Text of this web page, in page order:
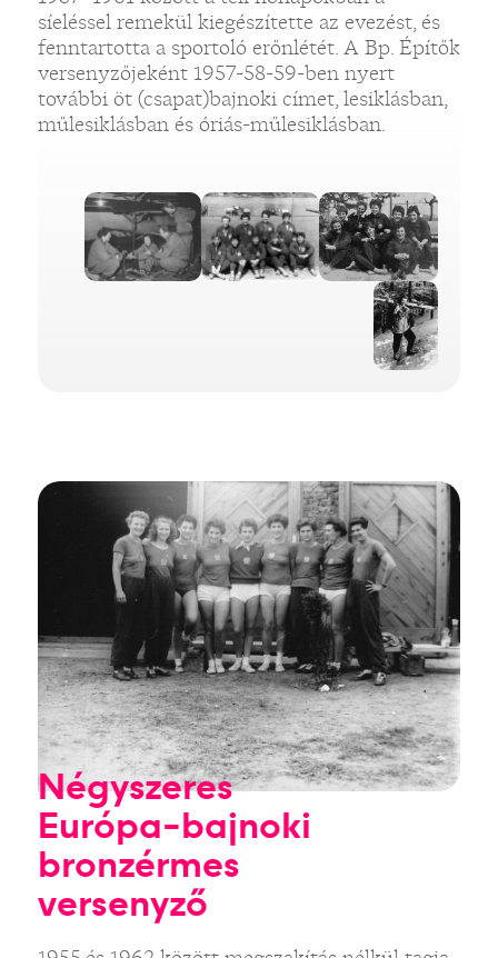
síeléssel remekül kiegészítette az evezést, és
fenntartotta a sportoló erőnlétét. A Bp. Építők
versenyzőjeként 1957-58-59-ben nyert
további öt (csapat)bajnoki címet, lesiklásban,
műlesiklásban és óriás-műlesiklásban.
Négyszeres
Európa-bajnoki
bronzérmes
versenyző